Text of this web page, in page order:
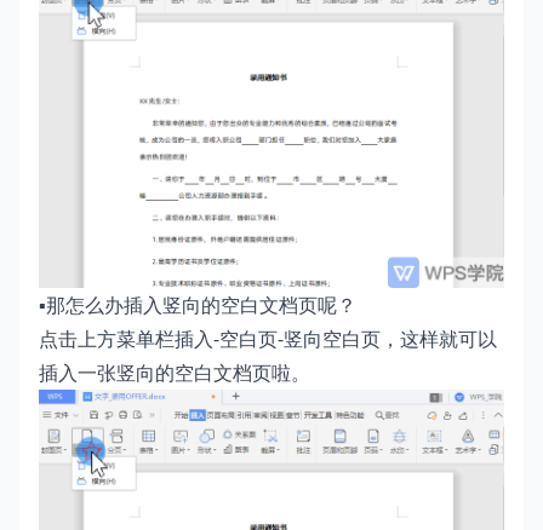
▪那怎么办插入竖向的空白文档页呢？
点击上方菜单栏插入-空白页-竖向空白页，这样就可以
插入一张竖向的空白文档页啦。